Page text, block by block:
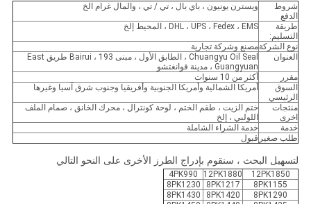
شروط
الدفع
ويسترن يونيون ، باي بال ، تي / تي ، والمال غرام الخ
طريقة
التسليم:
DHL ، UPS ، Fedex ، EMS ، المحيط إلخ
نوع الشركةمصنع وشركة تجارية
العنوان
Chuangyu Oil Seal ، الطابق الأول ، مبنى Bairui ، 193 طريق East
Guangyuan ، مدينة قوانغتشو
مقرر
أكثر من 10 سنوات
السوق
الرئيسي
أمريكا الشمالية وأمريكا الجنوبية وأفريقيا وجنوب شرق آسيا وغيرها
منتجات
اخرى
ختم الزيت ، طقم الختم ، لوحة كونترال ، محرك الخانق ، صمام الملف
اللولبي ، إلخ
خدمة
خدمة الشراء الشاملة
طلب صغير قبول
لتسهيل البحث ، سنقوم بإدراج الطرز الأخرى على النحو التالي
12PK1850
12PK1880
4PK990
8PK1155
8PK1217
8PK1230
8PK1290
8PK1420
8PK1430